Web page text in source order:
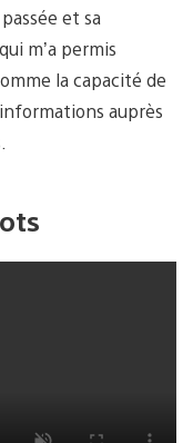
et sa
m’a permis
la capacité de
auprès